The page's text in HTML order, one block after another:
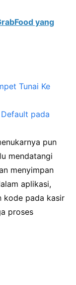
yang
Tunai Ke
pada
pun
mendatangi
menyimpan
aplikasi,
kode pada kasir
proses